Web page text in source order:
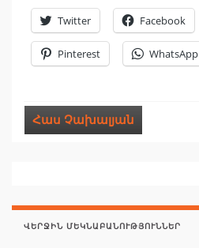
Twitter Facebook
Pinterest WhatsApp
Հաս Չախալյան
ՎԵՐՋԻՆ ՄԵԿՆԱԲԱՆՈՒԹՅՈՒՆՆԵՐ